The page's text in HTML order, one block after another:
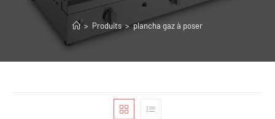
> Produits > plancha gaz à poser